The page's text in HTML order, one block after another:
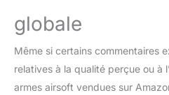
d'un
globale
Même si certains commentaires
relatives à la qualité perçue ou à
armes airsoft vendues sur